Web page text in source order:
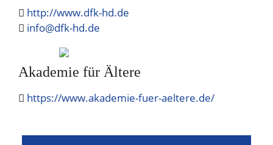
http://www.dfk-hd.de
info@dfk-hd.de
Akademie für Ältere
https://www.akademie-fuer-aeltere.de/